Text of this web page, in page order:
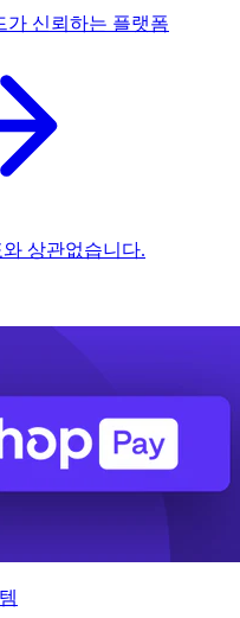
가 신뢰하는 플랫폼
상관없습니다.